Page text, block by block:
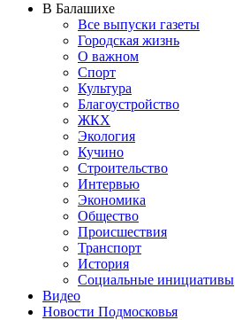
В Балашихе
Все выпуски газеты
Городская жизнь
О важном
Спорт
Культура
Благоустройство
ЖКХ
Экология
Кучино
Строительство
Интервью
Экономика
Общество
Происшествия
Транспорт
История
Социальные инициативы
Видео
Новости Подмосковья